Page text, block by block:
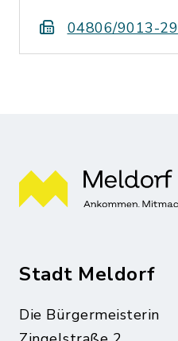
04806/9013-29
Stadt Meldorf
Die Bürgermeisterin